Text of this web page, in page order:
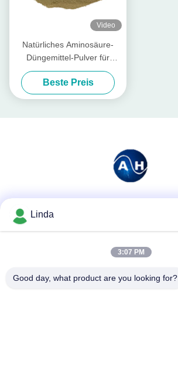
Video
Natürliches Aminosäure-
Düngemittel-Pulver für
Betriebswachstums-Chelate-
Magnesium
Beste Preis
Linda
3:07 PM
Good day, what product are you looking for?